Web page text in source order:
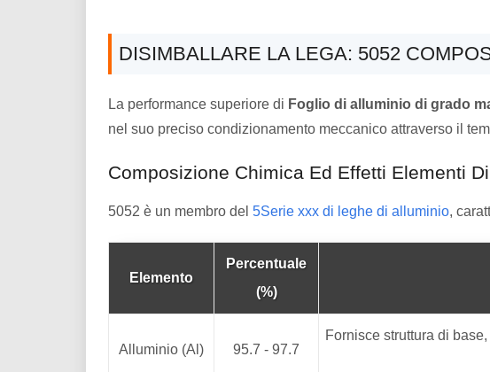
DISIMBALLARE LA LEGA: 5052
La performance superiore di Foglio di alluminio di grado
nel suo preciso condizionamento meccanico attraverso il
Composizione Chimica Ed Effetti Elementi
5052 è un membro del 5Serie xxx di leghe di alluminio,
Elemento
Percentuale
(%)
Alluminio (Al) 95.7 - 97.7
Fornisce struttura di